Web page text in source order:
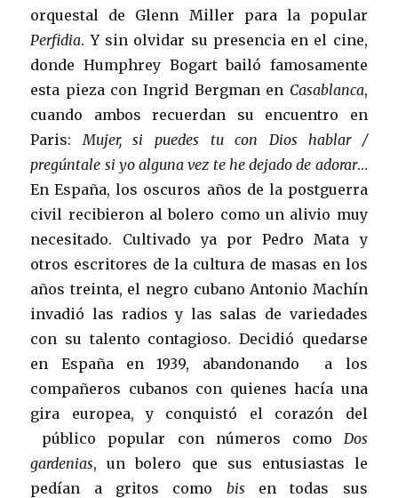
orquestal de Glenn Miller para la popular
Perfidia. Y sin olvidar su presencia en el cine,
donde Humphrey Bogart bailó famosamente
esta pieza con Ingrid Bergman en Casablanca,
cuando ambos recuerdan su encuentro en
Paris: Mujer, si puedes tu con Dios hablar /
pregúntale si yo alguna vez te he dejado de adorar…
En España, los oscuros años de la postguerra
civil recibieron al bolero como un alivio muy
necesitado. Cultivado ya por Pedro Mata y
otros escritores de la cultura de masas en los
años treinta, el negro cubano Antonio Machín
invadió las radios y las salas de variedades
con su talento contagioso. Decidió quedarse
en España en 1939, abandonando a los
compañeros cubanos con quienes hacía una
gira europea, y conquistó el corazón del
público popular con números como Dos
gardenias, un bolero que sus entusiastas le
pedían a gritos como bis en todas sus